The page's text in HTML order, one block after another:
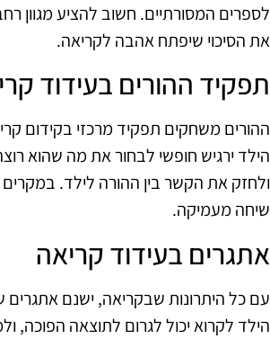
לספרים המסורתיים. חשוב להציע מגוון
את הסיכוי שיפתח אהבה לקריאה.
תפקיד ההורים בעידוד
ההורים משחקים תפקיד מרכזי בקידום
הילד ירגיש חופשי לבחור את מה שהוא
ולחזק את הקשר בין ההורה לילד. במקרים
שיחה מעמיקה.
אתגרים בעידוד קריאה
עם כל היתרונות שבקריאה, ישנם אתגרים
הילד לקרוא יכול לגרום לתוצאה הפוכה,